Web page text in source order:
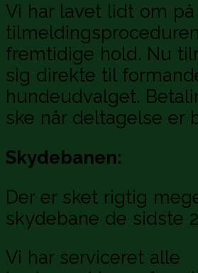
Vi har lavet lidt om på
fremtidige hold. Nu
sig direkte til
hundeudvalget.
ske når deltagelse er
Skydebanen:
Der er sket rigtig
skydebane de sidste
Vi har serviceret alle